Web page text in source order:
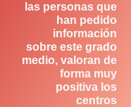
las personas que
han pedido
información
sobre este grado
medio, valoran de
forma muy
positiva los
centros